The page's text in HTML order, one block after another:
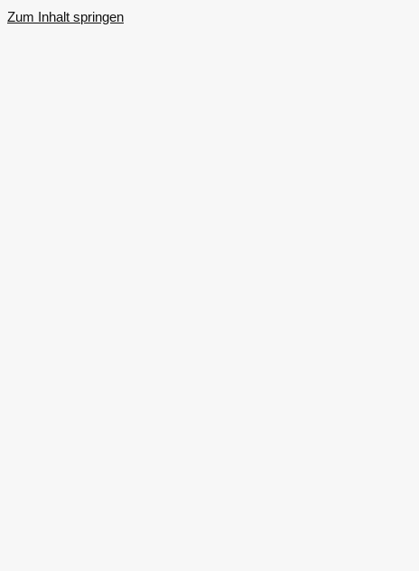
Zum Inhalt springen